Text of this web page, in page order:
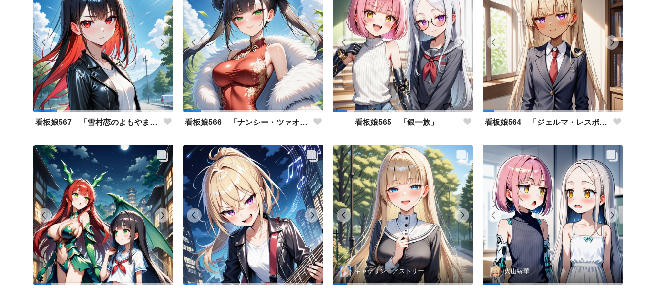
看板娘567 「雪村恋のよもやま話」 看板娘566 「ナンシー・ツァオのよもやま話」 看板娘565 「銀一族」 看板娘564 「ジェルマ・レスポストン・八百のよもやま話」
キャサリン・アストリー 火山縁華